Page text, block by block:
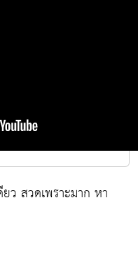
ว สวดเพราะมาก หา